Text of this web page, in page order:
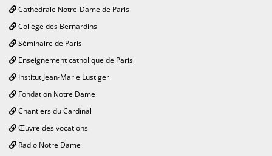
Cathédrale Notre-Dame de Paris
Collège des Bernardins
Séminaire de Paris
Enseignement catholique de Paris
Institut Jean-Marie Lustiger
Fondation Notre Dame
Chantiers du Cardinal
Œuvre des vocations
Radio Notre Dame